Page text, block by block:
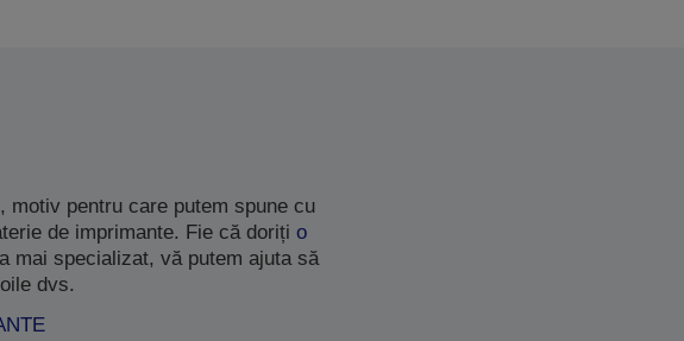
motiv pentru care putem spune cu
de imprimante. Fie că doriți o
mai specializat, vă putem ajuta să
dvs.